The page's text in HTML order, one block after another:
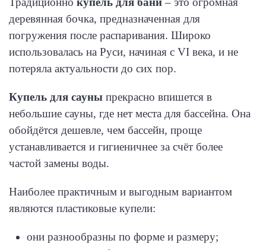
деревянная бочка, предназначенная для
погружения после распаривания. Широко
использовалась на Руси, начиная с VI века, и не
потеряла актуальности до сих пор.
Купель для сауны прекрасно впишется в
небольшие сауны, где нет места для бассейна. Она
обойдётся дешевле, чем бассейн, проще
устанавливается и гигиеничнее за счёт более
частой замены воды.
Наиболее практичным и выгодным вариантом
являются пластиковые купели:
они разнообразны по форме и размеру;